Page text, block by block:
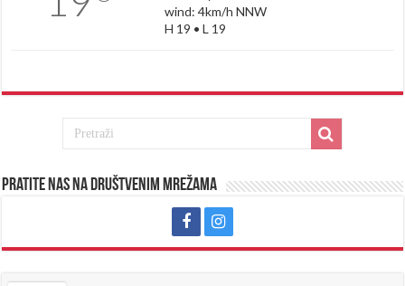
wind: 4km/h NNW
H 19 • L 19
Pratite nas na društvenim mrežama